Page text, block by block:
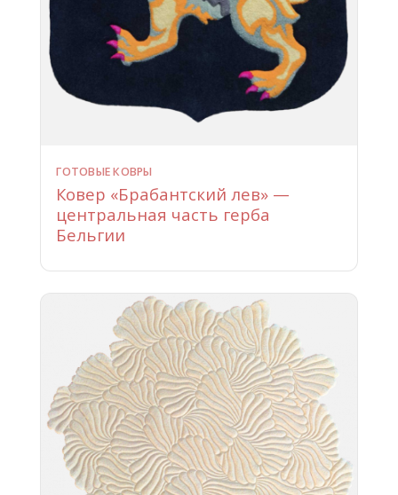
ГОТОВЫЕ КОВРЫ
Ковер «Брабантский лев» —
центральная часть герба
Бельгии